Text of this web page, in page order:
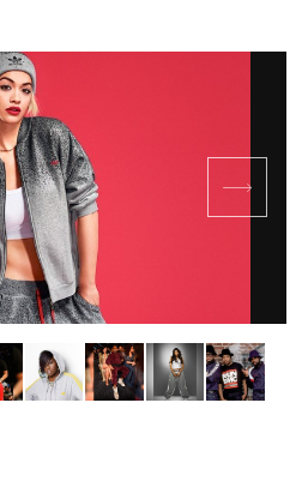
DE UMO agency. TODOS LOS
RESERVADOS.